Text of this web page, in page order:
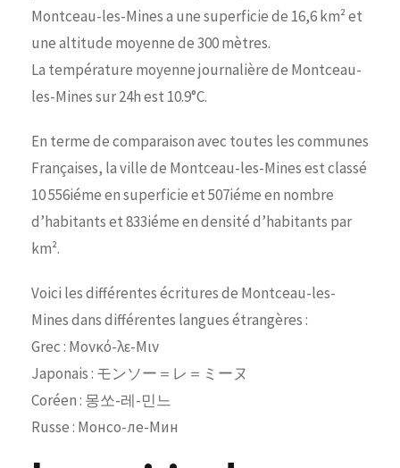
Montceau-les-Mines a une superficie de 16,6 km² et
une altitude moyenne de 300 mètres.
La température moyenne journalière de Montceau-
les-Mines sur 24h est 10.9°C.
En terme de comparaison avec toutes les communes
Françaises, la ville de Montceau-les-Mines est classé
10 556iéme en superficie et 507iéme en nombre
d’habitants et 833iéme en densité d’habitants par
km².
Voici les différentes écritures de Montceau-les-
Mines dans différentes langues étrangères :
Grec : Μονκό-λε-Μιν
Japonais : モンソー＝レ＝ミーヌ
Coréen : 몽쏘-레-민느
Russe : Монсо-ле-Мин